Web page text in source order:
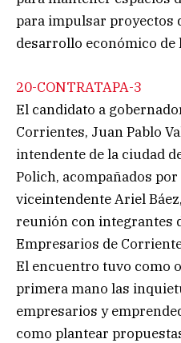
para impulsar proyectos
desarrollo económico de
20-CONTRATAPA-3
El candidato a
Corrientes, Juan Pablo
intendente de la ciudad
Polich, acompañados
viceintendente Ariel
reunión con integrantes
Empresarios de
El encuentro tuvo como
primera mano las
empresarios y
como plantear